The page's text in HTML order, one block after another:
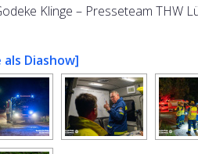
Klinge – Presseteam THW
als Diashow]